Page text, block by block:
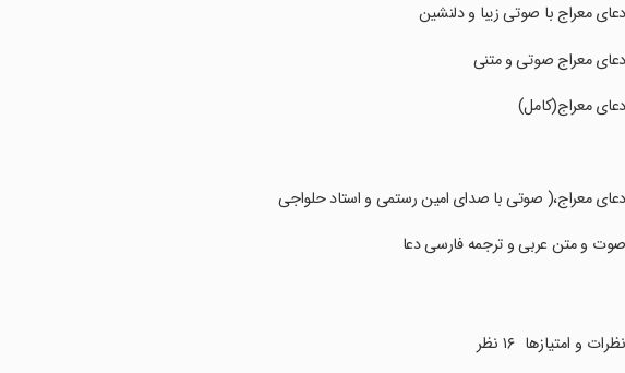
‏دعای معراج با صوتی زیبا و دلنشین
‏دعای معراج صوتی و متنی
‏دعای معراج(‌کامل‌)
‏دعای معراج،( صوتی با صدای امین رستمی و استاد حلواجی
‏صوت و متن عربی و ترجمه فارسی دعا
نظرات و امتیازها ۱۶ نظر